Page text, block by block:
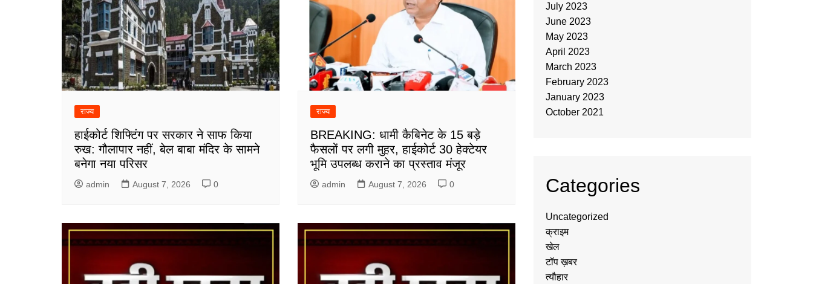
राज्य
हाईकोर्ट शिफ्टिंग पर सरकार ने साफ किया
रुख: गौलापार नहीं, बेल बाबा मंदिर के सामने
बनेगा नया परिसर
admin August 7, 2026 0
राज्य
BREAKING: धामी कैबिनेट के 15 बड़े
फैसलों पर लगी मुहर, हाईकोर्ट 30 हेक्टेयर
भूमि उपलब्ध कराने का प्रस्ताव मंजूर
admin August 7, 2026 0
July 2023
June 2023
May 2023
April 2023
March 2023
February 2023
January 2023
October 2021
Categories
Uncategorized
क्राइम
खेल
टॉप ख़बर
त्यौहार